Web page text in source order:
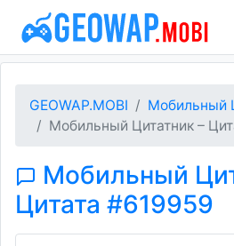
GEOWAP.MOBI
Мобильный
Мобильный Цитатник –
Мобильный
Цитата #619959